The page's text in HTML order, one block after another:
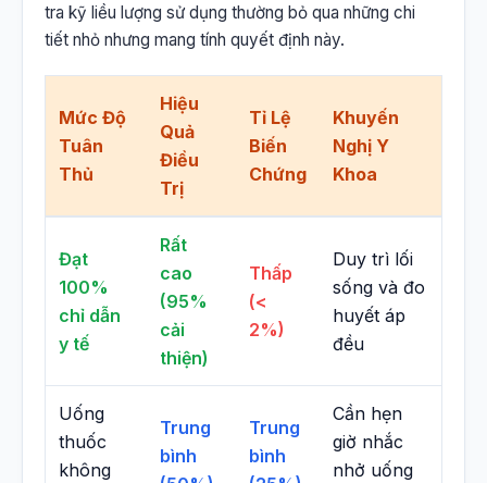
tra kỹ liều lượng sử dụng thường bỏ qua những chi
tiết nhỏ nhưng mang tính quyết định này.
Mức Độ
Tuân
Thủ
Hiệu
Quả
Điều
Trị
Tỉ Lệ
Biến
Chứng
Khuyến
Nghị Y
Khoa
Đạt
100%
chỉ dẫn
y tế
Rất
cao
(95%
cải
thiện)
Thấp
(<
2%)
Duy trì lối
sống và đo
huyết áp
đều
Uống
thuốc
không
Trung
bình
Trung
bình
Cần hẹn
giờ nhắc
nhở uống